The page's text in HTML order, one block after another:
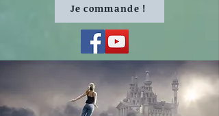
Je commande !